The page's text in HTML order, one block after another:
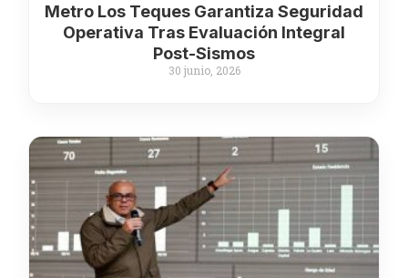
Metro Los Teques Garantiza Seguridad
Operativa Tras Evaluación Integral
Post-Sismos
30 junio, 2026